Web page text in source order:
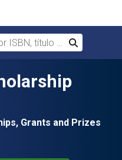
título o autor
Buscar
Grants and Prizes